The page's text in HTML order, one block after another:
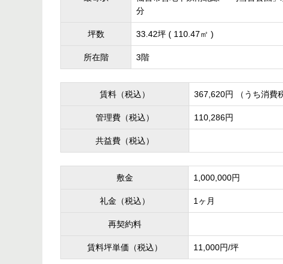
分
坪数 33.42坪 ( 110.47㎡ )
所在階 3階
賃料（税込） 367,620円 （うち消費
管理費（税込） 110,286円
共益費（税込）
敷金 1,000,000円
礼金（税込） 1ヶ月
再契約料
賃料坪単価（税込） 11,000円/坪